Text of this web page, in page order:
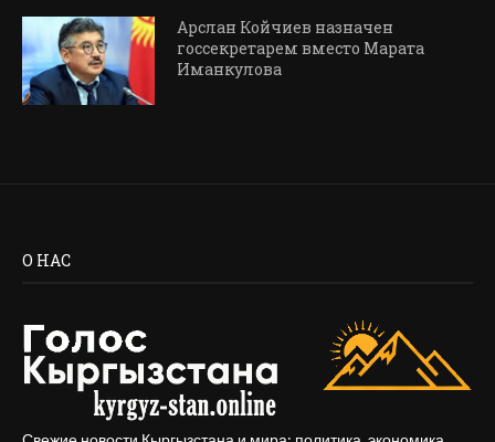
Арслан Койчиев назначен
госсекретарем вместо Марата
Иманкулова
О НАС